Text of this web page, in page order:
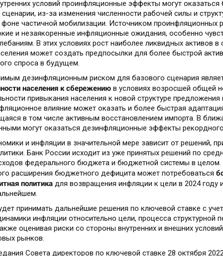
условий проинфляционные эффекты могут
из-за изменения численности рабочей силы и
фоне частичной мобилизации. Источником проинфляционных
и незаякоренные инфляционные ожидания, особенно
В этих условиях рост наиболее ликвидных активов в
может создать предпосылки для более быстрой
спроса в будущем.
дезинфляционным риском для базового сценария
населения к сбережению в условиях возросшей общей
привыкания населения к новой структуре предложения
влияние может оказать и более быстрая
в том числе активным восстановлением импорта. В
могут оказаться дезинфляционные эффекты
и инфляции в значительной мере зависит от решений,
Банк России исходит из уже принятых решений по
федерального бюджета и бюджетной системы в целом.
расширения бюджетного дефицита может потребоваться
политика для возвращения инфляции к цели в 2024 году
принимать дальнейшие решения по ключевой ставке с
инфляции относительно цели, процесса структурной
оценивая риски со стороны внутренних и внешних
рынков.
Совета директоров по ключевой ставке 28 октября